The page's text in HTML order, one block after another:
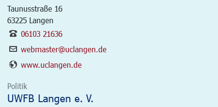
Taunusstraße 16
63225 Langen
06103 21636
webmaster@uclangen.de
www.uclangen.de
Politik
UWFB Langen e. V.